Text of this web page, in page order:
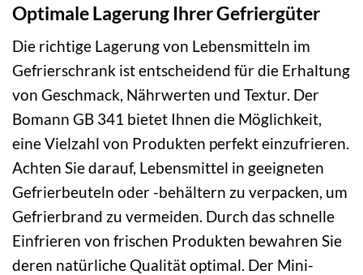
Optimale Lagerung Ihrer Gefriergüter
Die richtige Lagerung von Lebensmitteln im
Gefrierschrank ist entscheidend für die Erhaltung
von Geschmack, Nährwerten und Textur. Der
Bomann GB 341 bietet Ihnen die Möglichkeit,
eine Vielzahl von Produkten perfekt einzufrieren.
Achten Sie darauf, Lebensmittel in geeigneten
Gefrierbeuteln oder -behältern zu verpacken, um
Gefrierbrand zu vermeiden. Durch das schnelle
Einfrieren von frischen Produkten bewahren Sie
deren natürliche Qualität optimal. Der Mini-